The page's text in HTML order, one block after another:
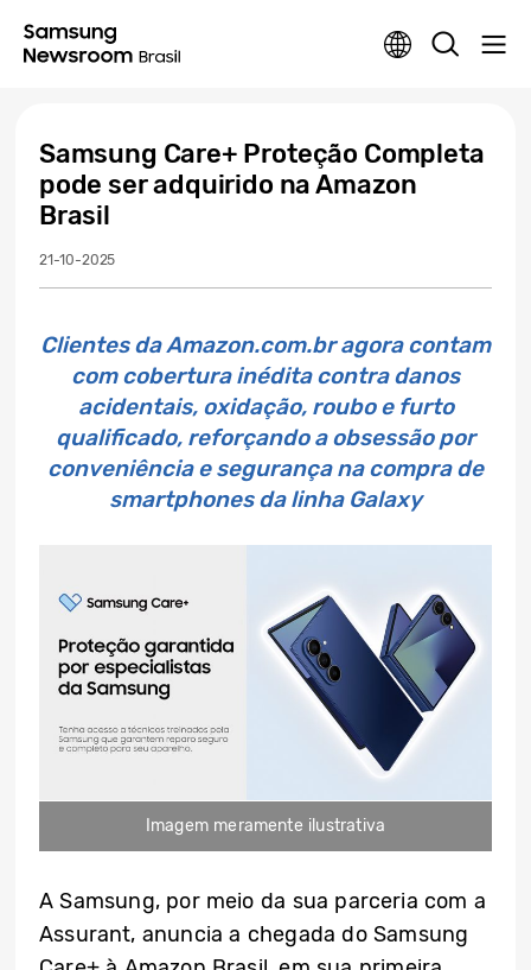
Samsung Care+ Proteção Completa
pode ser adquirido na Amazon
Brasil
21-10-2025
Clientes da Amazon.com.br agora contam
com cobertura inédita contra danos
acidentais, oxidação, roubo e furto
qualificado, reforçando a obsessão por
conveniência e segurança na compra de
smartphones da linha Galaxy
Imagem meramente ilustrativa
A Samsung, por meio da sua parceria com a
Assurant, anuncia a chegada do Samsung